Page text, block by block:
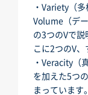
・Variety（
Volume（デー
の3つのVで
こに2つのV、
・Veracity（
を加えた5つ
まっています。